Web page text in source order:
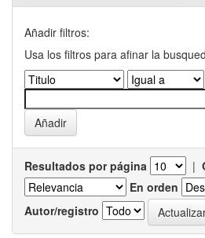
Añadir filtros:
Usa los filtros para afinar la
Resultados por página |
En orden
Autor/registro